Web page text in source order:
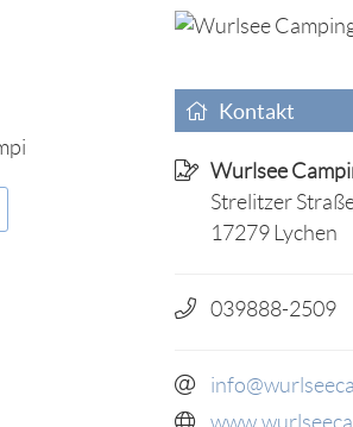
Kontakt
Wurlsee
Strelitzer
17279 Lychen
039888-2509